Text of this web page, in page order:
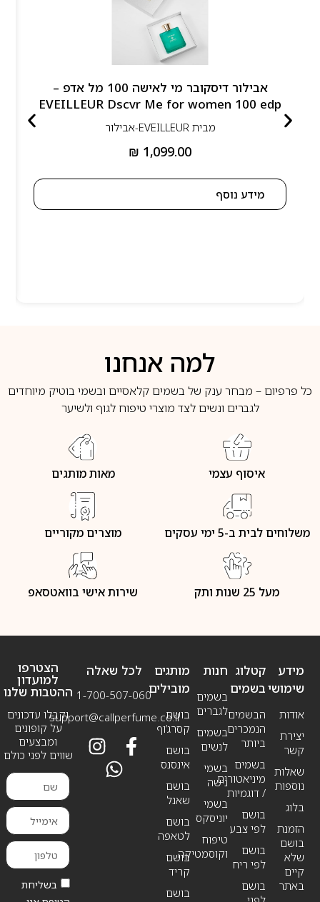
אבילור דיסקובר מי לאישה 100 מל אדפ –
EVEILLEUR Dscvr Me for women 100 edp
מבית EVEILLEUR-אבילור
₪ 1,099.00
מידע נוסף
למה אנחנו
כל פרפיום – מבחר ענק של בשמים קלאסיים ובשמי בוטיק מיוחדים
לגברים ונשים לצד מוצרי טיפוח לגוף ולשיער
איסוף עצמי מאות מותגים
משלוחים לבית ב-5 ימי עסקים מוצרים מקוריים
מעל 25 שנות ותק שירות אישי בוואטסאפ
מידע
שימושי
אודות
יצירת
קשר
שאלות
נוספות
בלוג
הזמנת
בושם
שלא
קיים
באתר
חנות
בשמים
לגברים
בשמים
לנשים
בשמי
נישה
בשמי
יוניסקס
טיפוח
וקוסמטיקה
קטלוג
בשמים
הבשמים
הנמכרים
ביותר
בשמים
מיניאטורים
/ דוגמיות
בושם
לפי צבע
בושם
לפי ריח
בושם
מותגים
מובילים
בושם
קסרג’וף
בושם
אינסנס
בושם
שאנל
בושם
לטאפה
בושם
קריד
בושם
לכל שאלה
1-700-507-060
support@callperfume.co.il
הצטרפו
למועדון
ההטבות שלנו
וקבלו עדכונים
על קופונים
ומבצעים
שווים לפני כולם
בשליחת